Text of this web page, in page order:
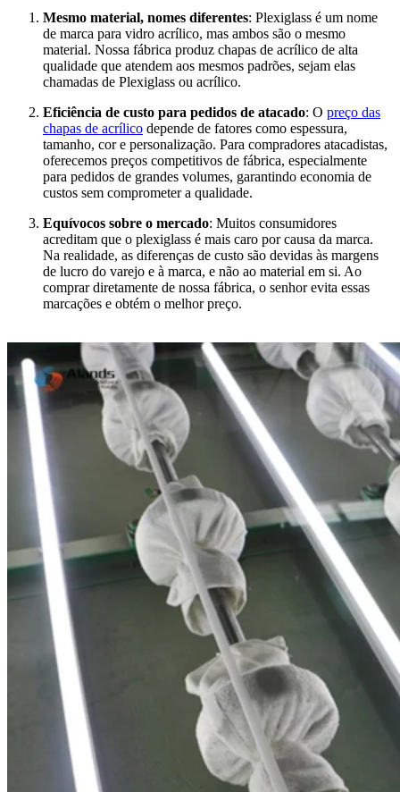
Mesmo material, nomes diferentes: Plexiglass é um nome
de marca para vidro acrílico, mas ambos são o mesmo
material. Nossa fábrica produz chapas de acrílico de alta
qualidade que atendem aos mesmos padrões, sejam elas
chamadas de Plexiglass ou acrílico.
Eficiência de custo para pedidos de atacado: O preço das
chapas de acrílico depende de fatores como espessura,
tamanho, cor e personalização. Para compradores atacadistas,
oferecemos preços competitivos de fábrica, especialmente
para pedidos de grandes volumes, garantindo economia de
custos sem comprometer a qualidade.
Equívocos sobre o mercado: Muitos consumidores
acreditam que o plexiglass é mais caro por causa da marca.
Na realidade, as diferenças de custo são devidas às margens
de lucro do varejo e à marca, e não ao material em si. Ao
comprar diretamente de nossa fábrica, o senhor evita essas
marcações e obtém o melhor preço.